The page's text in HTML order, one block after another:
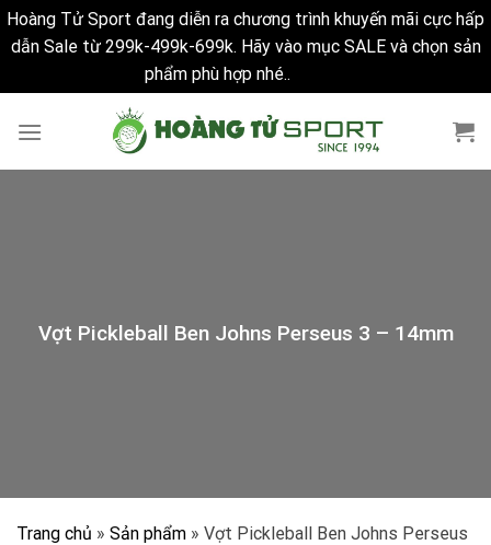
Hoàng Tử Sport đang diễn ra chương trình khuyến mãi cực hấp
dẫn Sale từ 299k-499k-699k. Hãy vào mục SALE và chọn sản
phẩm phù hợp nhé..
Vợt Pickleball Ben Johns Perseus 3 – 14mm
Trang chủ » Sản phẩm » Vợt Pickleball Ben Johns Perseus